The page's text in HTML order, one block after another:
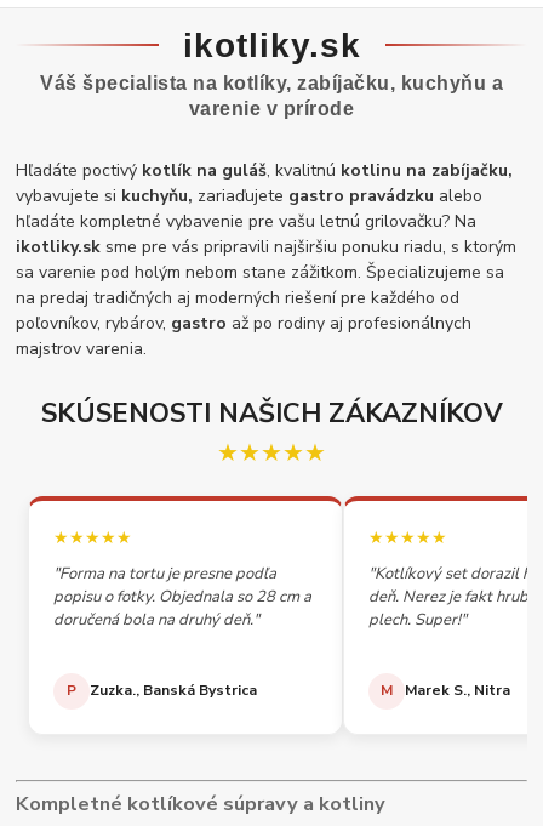
ikotliky.sk
Váš špecialista na kotlíky, zabíjačku, kuchyňu a
varenie v prírode
Hľadáte poctivý kotlík na guláš, kvalitnú kotlinu na zabíjačku,
vybavujete si kuchyňu, zariaďujete gastro pravádzku alebo
hľadáte kompletné vybavenie pre vašu letnú grilovačku? Na
ikotliky.sk sme pre vás pripravili najširšiu ponuku riadu, s ktorým
sa varenie pod holým nebom stane zážitkom. Špecializujeme sa
na predaj tradičných aj moderných riešení pre každého od
poľovníkov, rybárov, gastro až po rodiny aj profesionálnych
majstrov varenia.
SKÚSENOSTI NAŠICH ZÁKAZNÍKOV
★★★★★
★★★★★
"Forma na tortu je presne podľa
popisu o fotky. Objednala so 28 cm a
doručená bola na druhý deň."
P Zuzka., Banská Bystrica
★★★★★
"Kotlíkový set dorazil
deň. Nerez je fakt
plech. Super!"
M Marek S., Nitra
Kompletné kotlíkové súpravy a kotliny